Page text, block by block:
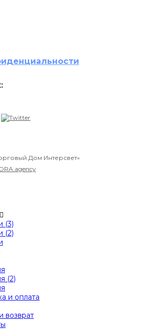
Дом Интерсвет»
(3)
(2)
(2)
и оплата
возврат